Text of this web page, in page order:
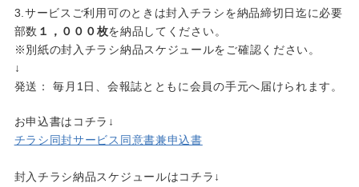
3.サービスご利用可のときは封入チラシを納品締切日迄に必要
部数 １，０００枚を納品してください。
※別紙の封入チラシ納品スケジュールをご確認ください。
↓
発送： 毎月1日、会報誌とともに会員の手元へ届けられます。
お申込書はコチラ↓
チラシ同封サービス同意書兼申込書
封入チラシ納品スケジュールはコチラ↓